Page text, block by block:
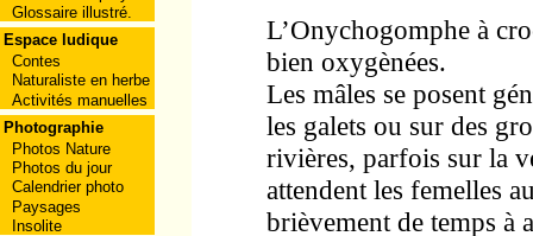
Glossaire illustré.
Espace ludique
Contes
Naturaliste en herbe
Activités manuelles
Photographie
Photos Nature
Photos du jour
Calendrier photo
Paysages
Insolite
L’Onychogomphe à
bien oxygènées.
Les mâles se posent
les galets ou sur des
rivières, parfois sur la
attendent les femelles
brièvement de temps à